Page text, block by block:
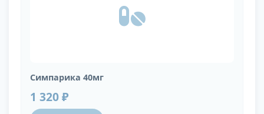
Симпарика 40мг
1 320 ₽